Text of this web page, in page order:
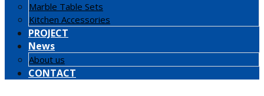
Marble Table Sets
Kitchen Accessories
PROJECT
News
About us
CONTACT